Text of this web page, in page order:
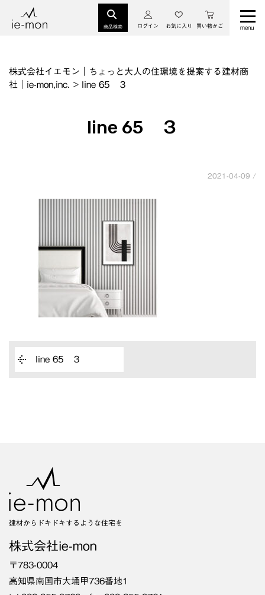
商品検索 ログイン お気に入り 買い物かご
株式会社イエモン｜ちょっと大人の住環境を提案する建材商
社｜ie-mon,inc. > line 65 ３
line 65 ３
2021-04-09 /
line 65 ３
建材からドキドキするような住宅を
株式会社ie-mon
〒783-0004
高知県南国市大埇甲736番地1